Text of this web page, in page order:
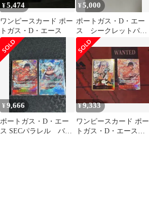
¥5,474
ワンピースカード ポー
トガス・D・エース
¥5,000
ポートガス・D・エー
ス シークレットパラ
レル SEC 決戦の刻 お
まけ付き
¥9,666
ポートガス・D・エー
ス SECパラレル バギ
¥9,333
ワンピースカード ポー
トガス・D・エース